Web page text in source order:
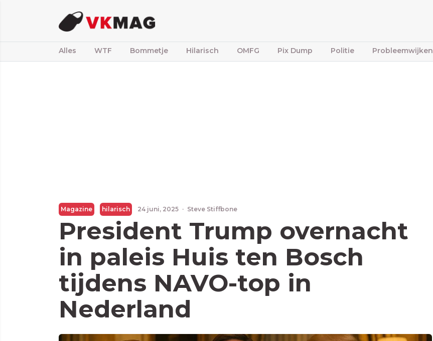
Alles WTF Bommetje Hilarisch OMFG Pix Dump Politie Probleemwijken
Magazine hilarisch 24 juni, 2025 · Steve Stiffbone
President Trump overnacht
in paleis Huis ten Bosch
tijdens NAVO-top in
Nederland